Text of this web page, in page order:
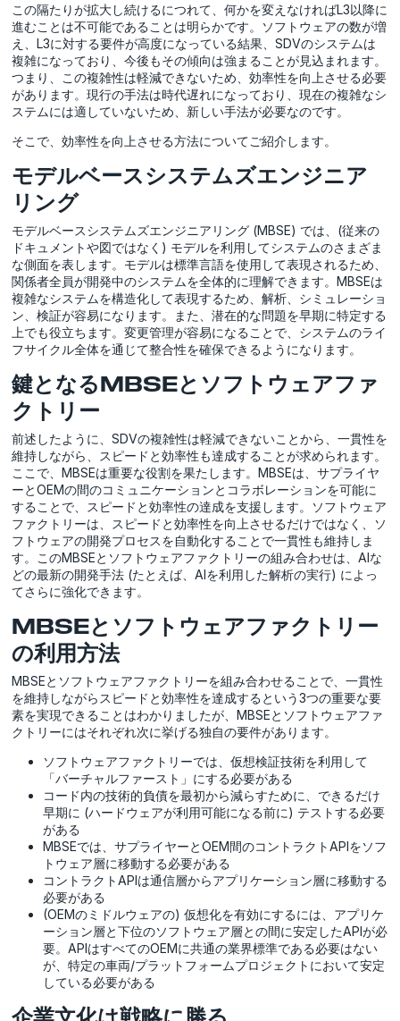
この隔たりが拡大し続けるにつれて、何かを変えなければL3以降に
進むことは不可能であることは明らかです。ソフトウェアの数が増
え、L3に対する要件が高度になっている結果、SDVのシステムは
複雑になっており、今後もその傾向は強まることが見込まれます。
つまり、この複雑性は軽減できないため、効率性を向上させる必要
があります。現行の手法は時代遅れになっており、現在の複雑なシ
ステムには適していないため、新しい手法が必要なのです。
そこで、効率性を向上させる方法についてご紹介します。
モデルベースシステムズエンジニア
リング
モデルベースシステムズエンジニアリング (MBSE) では、(従来の
ドキュメントや図ではなく) モデルを利用してシステムのさまざま
な側面を表します。モデルは標準言語を使用して表現されるため、
関係者全員が開発中のシステムを全体的に理解できます。MBSEは
複雑なシステムを構造化して表現するため、解析、シミュレーショ
ン、検証が容易になります。また、潜在的な問題を早期に特定する
上でも役立ちます。変更管理が容易になることで、システムのライ
フサイクル全体を通じて整合性を確保できるようになります。
鍵となるMBSEとソフトウェアファ
クトリー
前述したように、SDVの複雑性は軽減できないことから、一貫性を
維持しながら、スピードと効率性も達成することが求められます。
ここで、MBSEは重要な役割を果たします。MBSEは、サプライヤ
ーとOEMの間のコミュニケーションとコラボレーションを可能に
することで、スピードと効率性の達成を支援します。ソフトウェア
ファクトリーは、スピードと効率性を向上させるだけではなく、ソ
フトウェアの開発プロセスを自動化することで一貫性も維持しま
す。このMBSEとソフトウェアファクトリーの組み合わせは、AIな
どの最新の開発手法 (たとえば、AIを利用した解析の実行) によっ
てさらに強化できます。
MBSEとソフトウェアファクトリー
の利用方法
MBSEとソフトウェアファクトリーを組み合わせることで、一貫性
を維持しながらスピードと効率性を達成するという3つの重要な要
素を実現できることはわかりましたが、MBSEとソフトウェアファ
クトリーにはそれぞれ次に挙げる独自の要件があります。
ソフトウェアファクトリーでは、仮想検証技術を利用して
「バーチャルファースト」にする必要がある
コード内の技術的負債を最初から減らすために、できるだけ
早期に (ハードウェアが利用可能になる前に) テストする必要
がある
MBSEでは、サプライヤーとOEM間のコントラクトAPIをソフ
トウェア層に移動する必要がある
コントラクトAPIは通信層からアプリケーション層に移動する
必要がある
(OEMのミドルウェアの) 仮想化を有効にするには、アプリケ
ーション層と下位のソフトウェア層との間に安定したAPIが必
要。APIはすべてのOEMに共通の業界標準である必要はない
が、特定の車両/プラットフォームプロジェクトにおいて安定
している必要がある